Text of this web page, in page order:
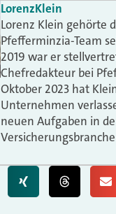
LorenzKlein
Lorenz Klein gehörte
Pfefferminzia-Team
2019 war er
Chefredakteur bei
Oktober 2023 hat
Unternehmen
neuen Aufgaben in